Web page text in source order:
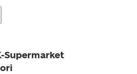
Supermarket